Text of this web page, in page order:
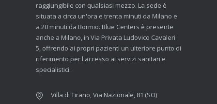
raggiungibile con qualsiasi mezzo. La sede è
situata a circa un'ora e trenta minuti da Milano e
a 20 minuti da Bormio. Blue Centers è presente
anche a Milano, in Via Privata Ludovico Cavaleri
5, offrendo ai propri pazienti un ulteriore punto di
riferimento per l'accesso ai servizi sanitari e
specialistici.
Villa di Tirano, Via Nazionale, 81 (SO)